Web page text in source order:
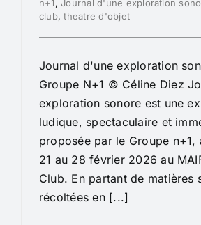
n+1,Journal d'une exploration
club,theatre d'objet
Journal d'une exploration
Groupe N+1 © Céline Diez
exploration sonore est une
ludique, spectaculaire et
proposée par le Groupe n+1,
21 au 28 février 2026 au
Club. En partant de matières
récoltées en [...]